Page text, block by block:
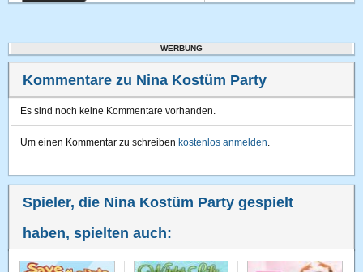
WERBUNG
Kommentare zu Nina Kostüm Party
Es sind noch keine Kommentare vorhanden.
Um einen Kommentar zu schreiben kostenlos anmelden.
Spieler, die Nina Kostüm Party gespielt
haben, spielten auch: